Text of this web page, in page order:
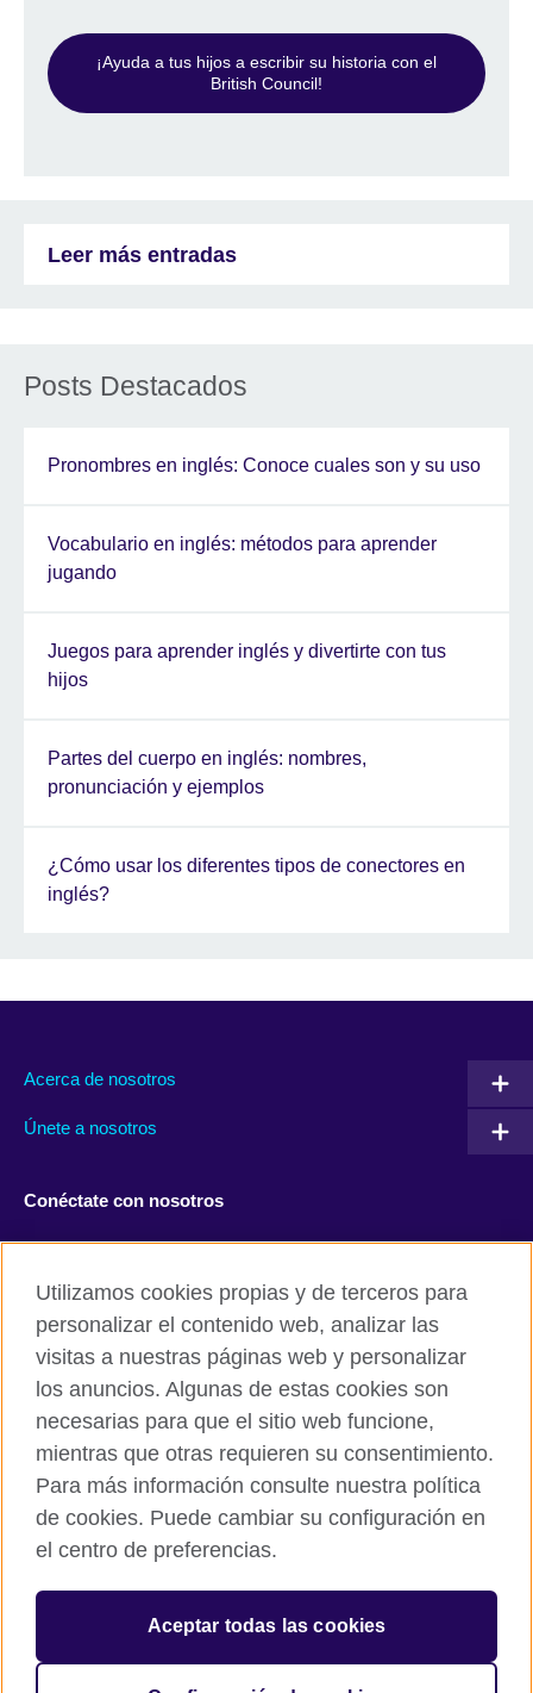
¡Ayuda a tus hijos a escribir su historia con el
British Council!
Leer más entradas
Posts Destacados
Pronombres en inglés: Conoce cuales son y su uso
Vocabulario en inglés: métodos para aprender
jugando
Juegos para aprender inglés y divertirte con tus
hijos
Partes del cuerpo en inglés: nombres,
pronunciación y ejemplos
¿Cómo usar los diferentes tipos de conectores en
inglés?
Acerca de nosotros
Únete a nosotros
Conéctate con nosotros
British Council global
Políticas de privacidad y condiciones de uso
© 2026 British Council
The United Kingdom’s international organisation for cultural
Utilizamos cookies propias y de terceros para
personalizar el contenido web, analizar las
visitas a nuestras páginas web y personalizar
los anuncios. Algunas de estas cookies son
necesarias para que el sitio web funcione,
mientras que otras requieren su consentimiento.
Para más información consulte nuestra política
de cookies. Puede cambiar su configuración en
el centro de preferencias.
Aceptar todas las cookies